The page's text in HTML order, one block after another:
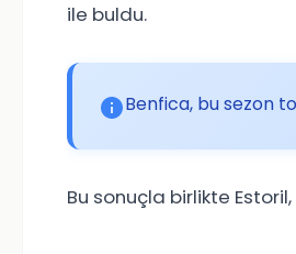
ile buldu.
Benfica, bu sezon
Bu sonuçla birlikte